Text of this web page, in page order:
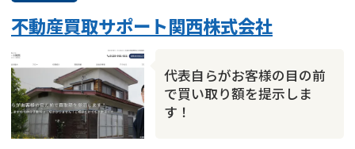
不動産買取サポート関西株式会社
代表自らがお客様の目の前
で買い取り額を提示しま
す！